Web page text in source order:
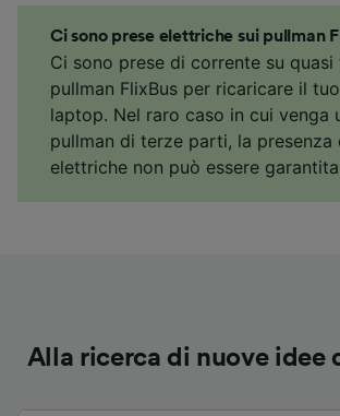
Ci sono prese elettriche sui pullman
Ci sono prese di corrente su
pullman FlixBus per ricaricare il
laptop. Nel raro caso in cui venga
pullman di terze parti, la presenza
elettriche non può essere
Alla ricerca di nuove idee